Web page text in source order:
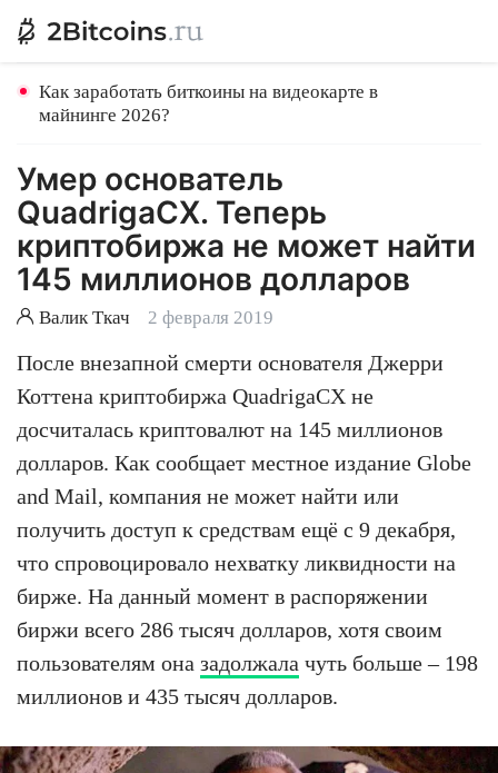
Как заработать биткоины на видеокарте в
майнинге 2026?
Умер основатель
QuadrigaCX. Теперь
криптобиржа не может найти
145 миллионов долларов
Валик Ткач 2 февраля 2019
После внезапной смерти основателя Джерри
Коттена криптобиржа QuadrigaCX не
досчиталась криптовалют на 145 миллионов
долларов. Как сообщает местное издание Globe
and Mail, компания не может найти или
получить доступ к средствам ещё с 9 декабря,
что спровоцировало нехватку ликвидности на
бирже. На данный момент в распоряжении
биржи всего 286 тысяч долларов, хотя своим
пользователям она задолжала чуть больше – 198
миллионов и 435 тысяч долларов.